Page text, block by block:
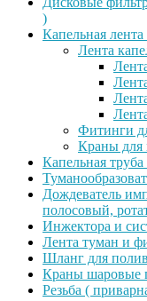
)
Капельная
Лента
Фитинги
Краны для
Капельная
Дождеватель
полосовый,
Инжектора и
Лента туман и
Шланг для
Краны шаровые
Резьба (